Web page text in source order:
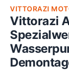
VITTORAZI
Vittorazi